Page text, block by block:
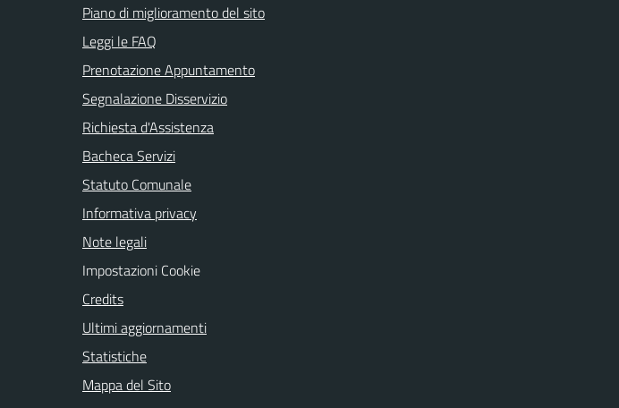
Piano di miglioramento del sito
Leggi le FAQ
Prenotazione Appuntamento
Segnalazione Disservizio
Richiesta d'Assistenza
Bacheca Servizi
Statuto Comunale
Informativa privacy
Note legali
Impostazioni Cookie
Credits
Ultimi aggiornamenti
Statistiche
Mappa del Sito